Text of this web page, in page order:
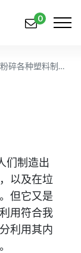
(US)
0
碎各种塑料制品
们制造出
以及在垃
但它又是
用符合我
利用其内